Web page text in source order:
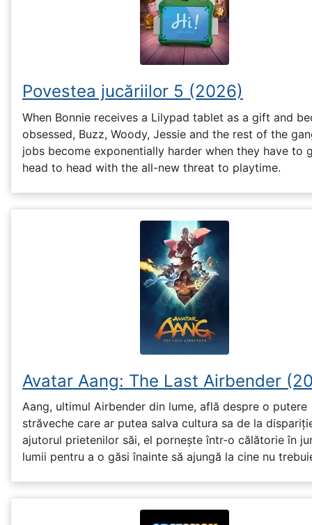
Povestea jucăriilor 5 (2026)
When Bonnie receives a Lilypad tablet as a gift and
obsessed, Buzz, Woody, Jessie and the rest of the
jobs become exponentially harder when they have to
head to head with the all-new threat to playtime.
Avatar Aang: The Last Airbender
Aang, ultimul Airbender din lume, află despre o putere
străveche care ar putea salva cultura sa de la
ajutorul prietenilor săi, el pornește într-o călătorie în
lumii pentru a o găsi înainte să ajungă la cine nu